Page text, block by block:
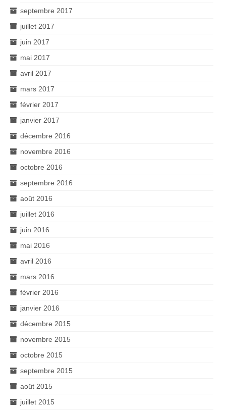
septembre 2017
juillet 2017
juin 2017
mai 2017
avril 2017
mars 2017
février 2017
janvier 2017
décembre 2016
novembre 2016
octobre 2016
septembre 2016
août 2016
juillet 2016
juin 2016
mai 2016
avril 2016
mars 2016
février 2016
janvier 2016
décembre 2015
novembre 2015
octobre 2015
septembre 2015
août 2015
juillet 2015